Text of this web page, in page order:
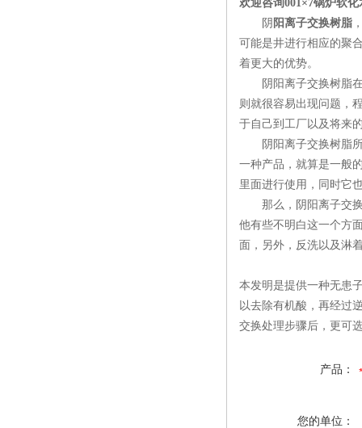
欢迎咨询001×7锅炉软化
阴 阳离子交换树脂
可能是井进行相应的聚
着更大的优势。
阴阳离子交换树脂在
则就很容易出现问题，
于自己到工厂以及将来
阴阳离子交换树脂所
一种产品，就算是一般
里面进行使用，同时它
那么，阴阳离子交换
他有些不明白这一个方
面，另外，反洗以及淋
本发明是提供一种无患
以去除有机酸，再经过
交换处理步骤后，更可
产品：
您的单位：